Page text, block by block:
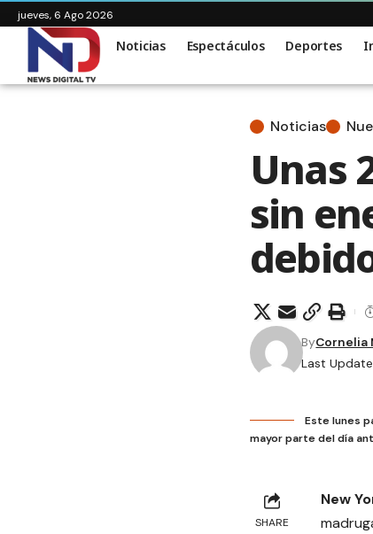
jueves, 6 Ago 2026
Noticias Espectáculos Deportes
Noticias
Unas
sin
Last
ByCornelia
Este lunes
mayor parte del día
SHARE
New